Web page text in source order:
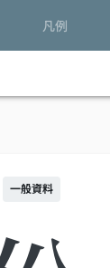
凡例
一般資料